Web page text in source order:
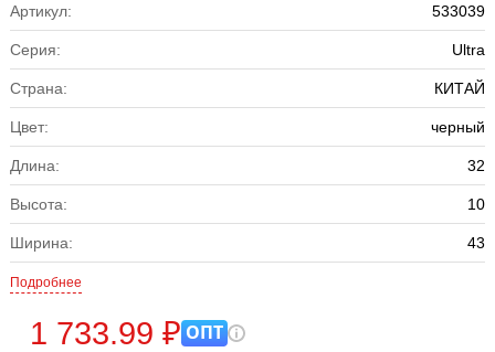
Артикул: 533039
Серия: Ultra
Страна: КИТАЙ
Цвет: черный
Длина: 32
Высота: 10
Ширина: 43
Подробнее
1 733.99 ₽ ОПТ